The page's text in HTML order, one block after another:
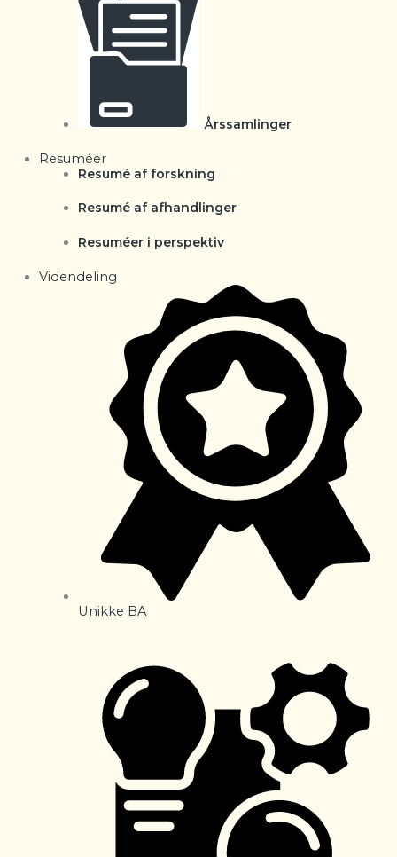
Årssamlinger
Resuméer
Resumé af forskning
Resumé af afhandlinger
Resuméer i perspektiv
Videndeling
Unikke BA